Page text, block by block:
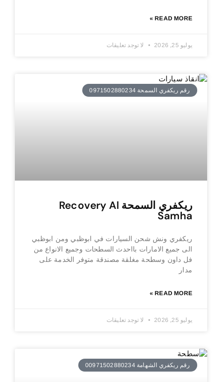
READ MORE »
يوليو 25, 2026 لا توجد تعليقات
رقم ريكفري السمحة 0971502880234
ريكفري السمحة Recovery Al
Samha
ريكفري ونش شحن السيارات في ابوظبي ومن ابوظبي
الى جميع الامارات بااحدث السطحات وجميع الانواع من
فل داون وسطحة مغلقة مصندقة متوفر الخدمة على
مدار
READ MORE »
يوليو 25, 2026 لا توجد تعليقات
رقم ريكفري الشهامة 00971502880234